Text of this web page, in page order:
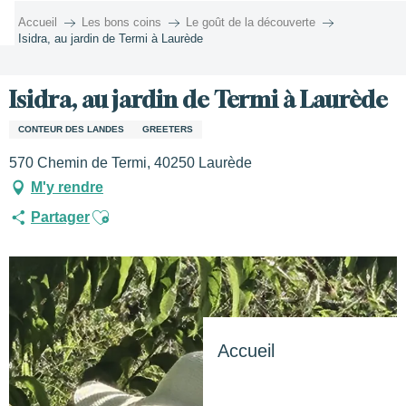
Accueil
Accueil Les bons coins
Le goût de la découverte
Isidra, au jardin de Termi à Laurède
Isidra, au jardin de Termi à Laurède
CONTEUR DES LANDES GREETERS
570 Chemin de Termi, 40250 Laurède
M'y rendre
PartagerAjouter aux favoris